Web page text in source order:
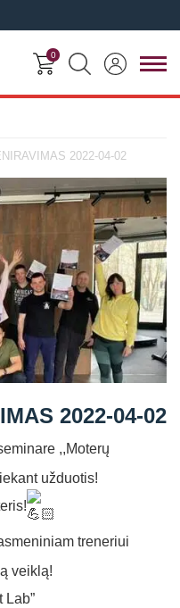
seminarai
Asmeninis treneris
Pilates treneris
Grupinių
treneris
Fizinio rengimo
0
2022-04-02
2022-04-02
,,Moterų
užduotis!
treneriui
veiklą!
Lab”